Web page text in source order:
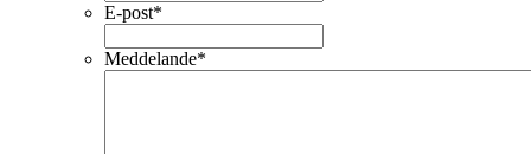
E-post*
Meddelande*